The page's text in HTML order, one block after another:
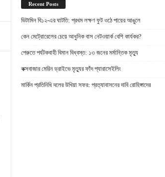
Recent Posts
ভিটামিন বি১২-এর ঘাটতি: প্রথম লক্ষণ ফুট ওঠে পায়ের আঙুলে
কেন মেট্রোরেলের চেয়ে আধুনিক বাস নেটওয়ার্ক বেশি কার্যকর?
পেরুতে পর্যটকবাহী বিমান বিধ্বস্ত: ১৩ জনের মর্মান্তিক মৃত্যু
কক্সবাজার মেরিন ড্রাইভে মৃত্যুর ফাঁদ প্যারাসেইলিং
মার্কিন প্রতিনিধি দলের উখিয়া সফর: প্রত্যাবাসনের দাবি রোহিঙ্গাদের